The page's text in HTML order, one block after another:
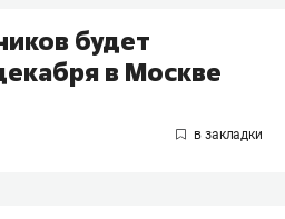
будет
в Москве